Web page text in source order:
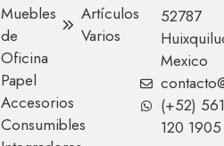
Muebles
de
Oficina
Papel
Accesorios
Consumibles
Artículos
Varios
52787
Mexico
(+52) 561
120 1905